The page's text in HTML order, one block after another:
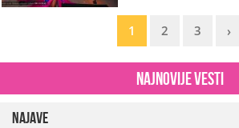
1 2 3 ›
Najnovije vesti
Najave